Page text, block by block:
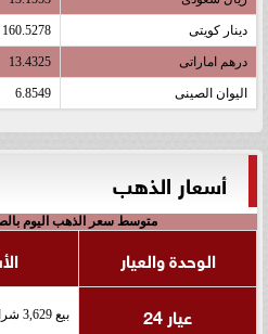
دينار كويتى 160.5278
درهم اماراتى 13.4325
اليوان الصينى 6.8549
أسعار الذهب
متوسط سعر الذهب اليوم
الوحدة والعيار
عيار 24
بيع 3,629 شراء 3,686